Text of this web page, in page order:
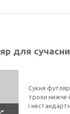
для
Сукня футляр
трохи нижче
і